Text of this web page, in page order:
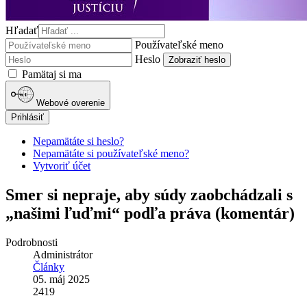
Hľadať
Používateľské meno
Heslo
Zobraziť heslo
Pamätaj si ma
Webové overenie
Prihlásiť
Nepamätáte si heslo?
Nepamätáte si používateľské meno?
Vytvoriť účet
Smer si nepraje, aby súdy zaobchádzali s
„našimi ľuďmi“ podľa práva (komentár)
Podrobnosti
Administrátor
Články
05. máj 2025
2419